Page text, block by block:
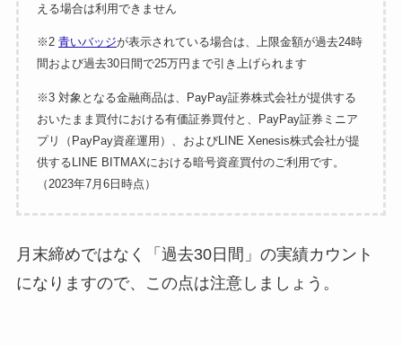
える場合は利用できません
※2青いバッジが表示されている場合は、上限金額が過去24時
間および過去30日間で25万円まで引き上げられます
※3 対象となる金融商品は、PayPay証券株式会社が提供する
おいたまま買付における有価証券買付と、PayPay証券ミニア
プリ（PayPay資産運用）、およびLINE Xenesis株式会社が提
供するLINE BITMAXにおける暗号資産買付のご利用です。
（2023年7月6日時点）
月末締めではなく「過去30日間」の実績カウント
になりますので、この点は注意しましょう。